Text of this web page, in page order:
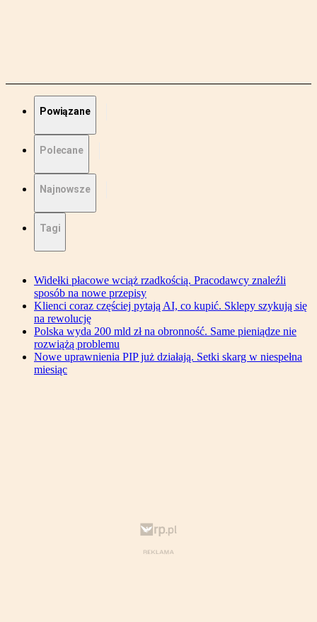
Powiązane
Polecane
Najnowsze
Tagi
Widełki płacowe wciąż rzadkością. Pracodawcy znaleźli
sposób na nowe przepisy
Klienci coraz częściej pytają AI, co kupić. Sklepy szykują się
na rewolucję
Polska wyda 200 mld zł na obronność. Same pieniądze nie
rozwiążą problemu
Nowe uprawnienia PIP już działają. Setki skarg w niespełna
miesiąc